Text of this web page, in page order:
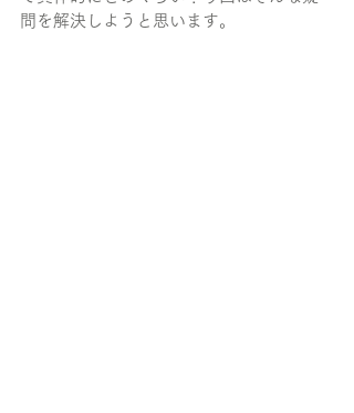
問を解決しようと思います。